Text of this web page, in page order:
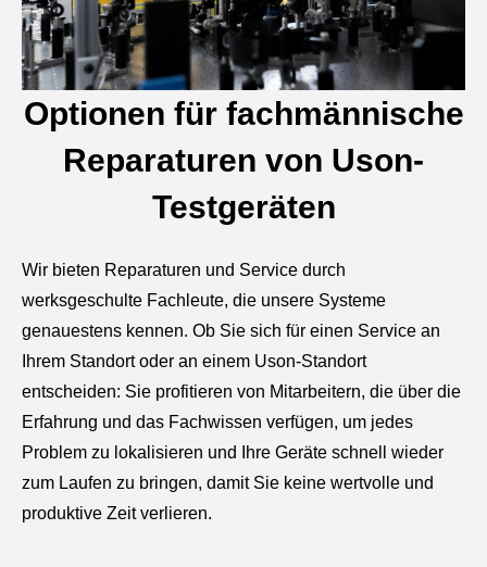
Optionen für fachmännische
Reparaturen von Uson-
Testgeräten
Wir bieten Reparaturen und Service durch
werksgeschulte Fachleute, die unsere Systeme
genauestens kennen. Ob Sie sich für einen Service an
Ihrem Standort oder an einem Uson-Standort
entscheiden: Sie profitieren von Mitarbeitern, die über die
Erfahrung und das Fachwissen verfügen, um jedes
Problem zu lokalisieren und Ihre Geräte schnell wieder
zum Laufen zu bringen, damit Sie keine wertvolle und
produktive Zeit verlieren.